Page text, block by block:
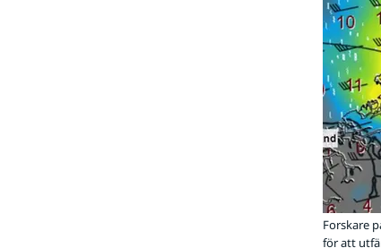
Forskare
för att